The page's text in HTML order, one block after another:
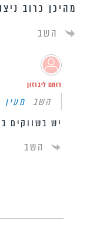
מהיכן כרוב
השב
רותם ליברזון
השב מעין
יש בשווקים
השב